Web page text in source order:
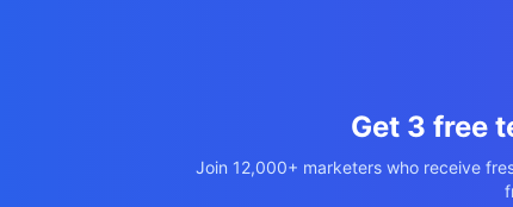
Get 3 free
Join 12,000+ marketers who receive